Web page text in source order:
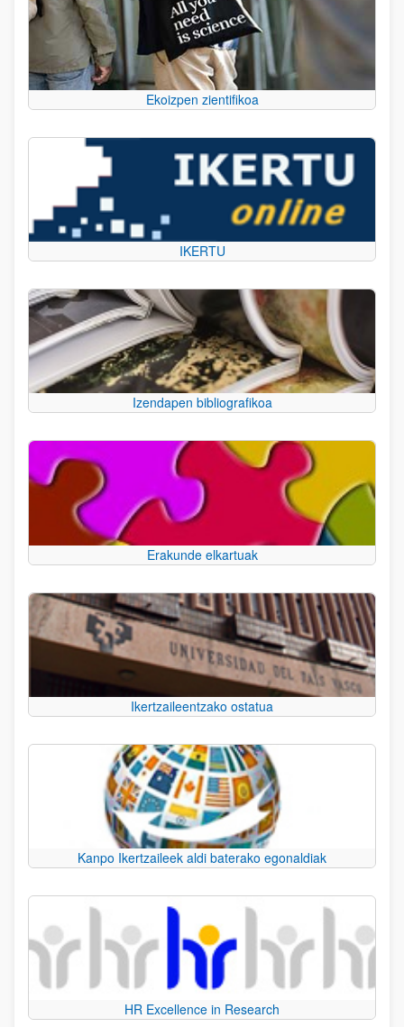
Ekoizpen zientifikoa
IKERTU
Izendapen bibliografikoa
Erakunde elkartuak
Ikertzaileentzako ostatua
Kanpo Ikertzaileek aldi baterako egonaldiak
HR Excellence in Research